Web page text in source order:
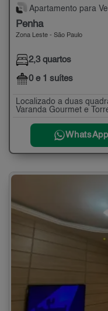
Apartamento para
Penha
Zona Leste - São Paulo
2,3 quartos
0 e 1 suítes
Localizado a duas
Varanda Gourmet e
WhatsApp